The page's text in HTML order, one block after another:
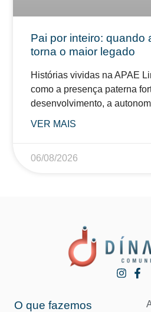
Pai por inteiro: quando
torna o maior legado
Histórias vividas na APAE
como a presença paterna
desenvolvimento, a
VER MAIS
06/08/2026
O que fazemos